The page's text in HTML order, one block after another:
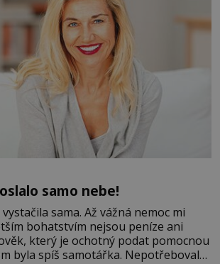
samo nebe!
sama. Až vážná nemoc mi
bohatstvím nejsou peníze ani
který je ochotný podat pomocnou
byla spíš samotářka. Nepotřebovala